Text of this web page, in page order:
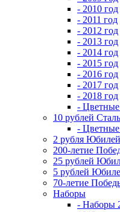
- 2010 год
- 2011 год
- 2012 год
- 2013 год
- 2014 год
- 2015 год
- 2016 год
- 2017 год
- 2018 год
-
10 рублей
-
2 рубля
200-летие
25 рублей
5 рублей
70-летие
Наборы
- Наборы